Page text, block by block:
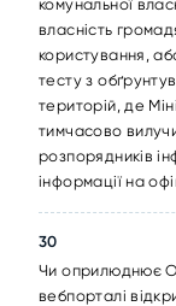
комунальної
власність
користування,
тесту з
територій, де
тимчасово
розпорядників
інформації на
30
Чи оприлюднює
вебпорталі